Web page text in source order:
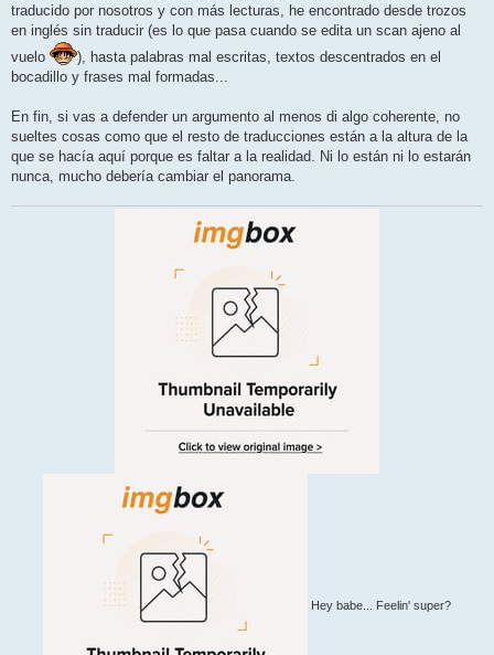
traducido por nosotros y con más lecturas, he encontrado desde trozos
en inglés sin traducir (es lo que pasa cuando se edita un scan ajeno al
vuelo
), hasta palabras mal escritas, textos descentrados en el
bocadillo y frases mal formadas...
En fin, si vas a defender un argumento al menos di algo coherente, no
sueltes cosas como que el resto de traducciones están a la altura de la
que se hacía aquí porque es faltar a la realidad. Ni lo están ni lo estarán
nunca, mucho debería cambiar el panorama.
Hey babe... Feelin' super?